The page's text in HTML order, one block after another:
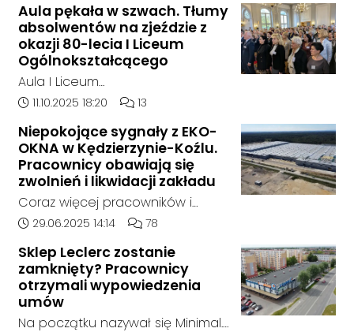
chemiczne.
Aula pękała w szwach. Tłumy
absolwentów na zjeździe z
okazji 80-lecia I Liceum
Ogólnokształcącego
Aula I Liceum
Ogólnokształcącego im. Henryka
w sobotnie przedpołudnie
dosłownie pękała w szwach. Na
wyjątkowy zjazd absolwentów z
okazji jubileuszu 80-lecia szkoły
przyjechali ludzie z różnych
zakątków Polski i świata. W tym
roku zarejestrowało się ponad
1000 uczestników. To największy
zjazd w historii placówki.
Data dodania artykułu:
11.10.2025 18:20 Liczba komentarzy artykułu:
13
Niepokojące sygnały z EKO-
OKNA w Kędzierzynie-Koźlu.
Pracownicy obawiają się
zwolnień i likwidacji zakładu
Coraz więcej pracowników i
mieszkańców zgłasza się do
niepokojącej sytuacji w zakładzie
EKO-OKNA w Kędzierzynie-Koźlu.
Jak wynika z ich relacji, firma
miała w ostatnich tygodniach
Data dodania artykułu:
29.06.2025 14:14 Liczba komentarzy artykułu:
78
Sklep Leclerc zostanie
zamknięty? Pracownicy
otrzymali wypowiedzenia
umów
Na początku nazywał się Minimal.